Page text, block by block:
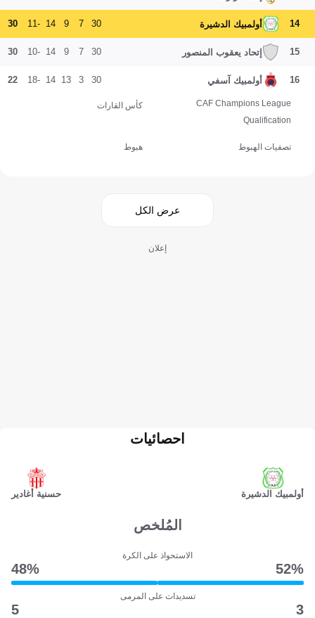
14 أولمبيك الدشيرة 30
7
9
14
-11
30
15 إتحاد يعقوب المنصور 30
7
9
14
-10
30
16 أولمبيك آسفي 30
3
13
14
-18
22
CAF Champions League
Qualification
كأس القارات
تصفيات الهبوط هبوط
عرض الكل
إعلان
أولمبيك الدشيرة
احصائيات
حسنية أغادير
المُلخص
الاستحواذ على الكرة
52‎%‎
48‎%‎
تسديدات على المرمى
3
5